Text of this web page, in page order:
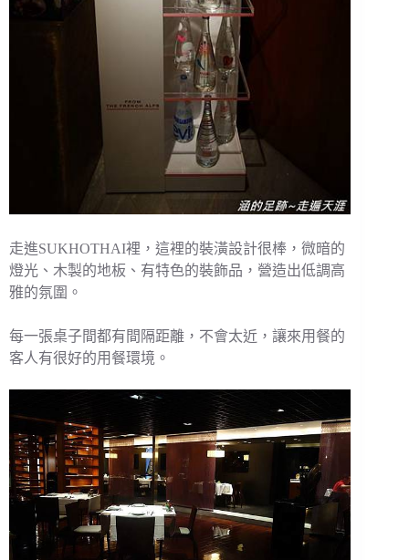
走進SUKHOTHAI裡，這裡的裝潢設計很棒，微暗的
燈光、木製的地板、有特色的裝飾品，營造出低調高
雅的氛圍。
每一張桌子間都有間隔距離，不會太近，讓來用餐的
客人有很好的用餐環境。